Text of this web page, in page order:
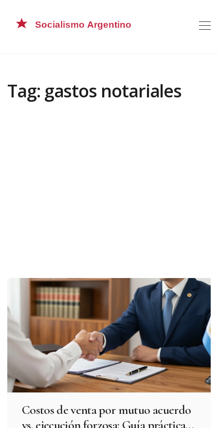
Tag: gastos notariales
Costos de venta por mutuo acuerdo
vs. ejecución forzosa: Guía práctica